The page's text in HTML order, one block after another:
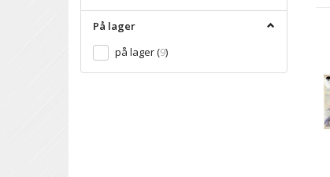
På lager
på lager(9)